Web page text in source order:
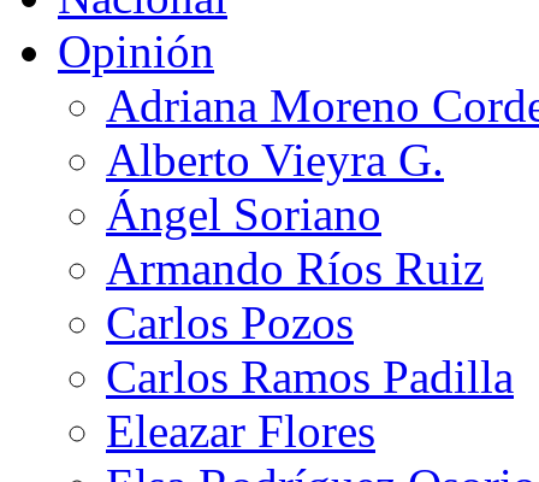
Opinión
Adriana Moreno
Alberto Vieyra G.
Ángel Soriano
Armando Ríos Ruiz
Carlos Pozos
Carlos Ramos Padilla
Eleazar Flores